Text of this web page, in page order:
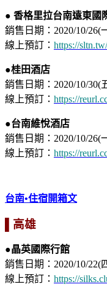
● 香格里拉台南遠東國
銷售日期：2020/10/26(
線上預訂： https://
●桂田酒店
銷售日期：2020/10/30(
線上預訂： https://
●台南維悅酒店
銷售日期：2020/10/26(
線上預訂： https://
台南•住宿開箱文
▌高雄
●晶英國際行館
銷售日期：2020/10/22(
線上預訂： https://